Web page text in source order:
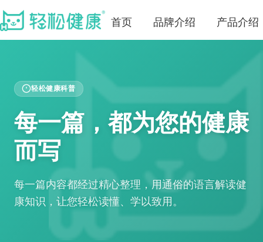
首页 品牌介绍 产品介绍
轻松健康科普
每一篇，都为您的健康
而写
每一篇内容都经过精心整理，用通俗的语言解读健
康知识，让您轻松读懂、学以致用。